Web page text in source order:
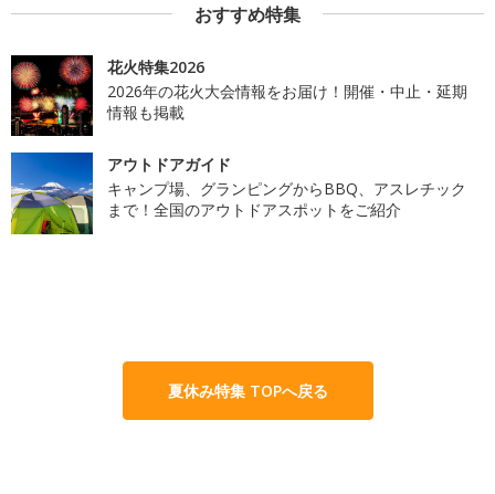
おすすめ特集
花火特集2026
2026年の花火大会情報をお届け！開催・中止・延期
情報も掲載
アウトドアガイド
キャンプ場、グランピングからBBQ、アスレチック
まで！全国のアウトドアスポットをご紹介
夏休み特集 TOPへ戻る